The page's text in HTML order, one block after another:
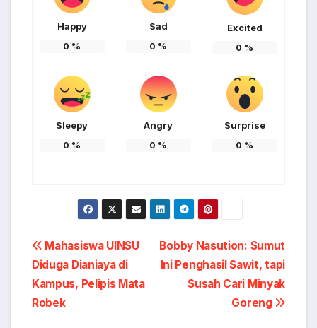
Happy
0 %
Sad
0 %
Excited
0 %
Sleepy
0 %
Angry
0 %
Surprise
0 %
Post
navigation
Bobby Nasution: Sumut
Ini Penghasil Sawit, tapi
Susah Cari Minyak
Goreng
Mahasiswa UINSU
Diduga Dianiaya di
Kampus, Pelipis Mata
Robek